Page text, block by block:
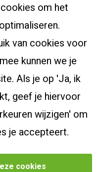
beheren
om het
van cookies voor
kunnen we je
Als je op 'Ja, ik
geef je hiervoor
wijzigen' om
je accepteert.
cookies